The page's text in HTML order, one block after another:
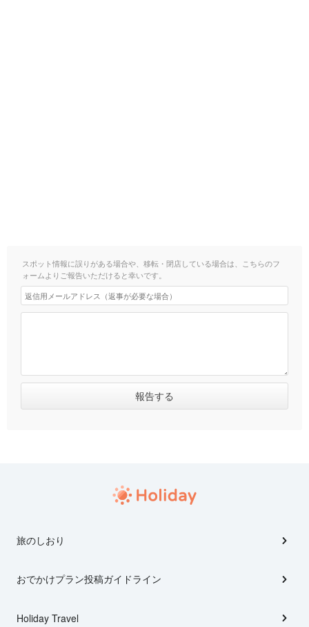
スポット情報に誤りがある場合や、移転・閉店している場合は、こちらのフ
ォームよりご報告いただけると幸いです。
旅のしおり
おでかけプラン投稿ガイドライン
Holiday Travel